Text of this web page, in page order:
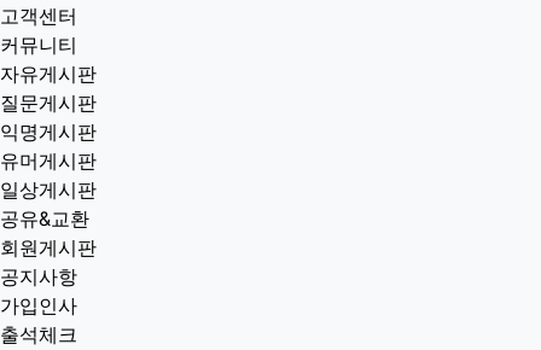
고객센터
커뮤니티
자유게시판
질문게시판
익명게시판
유머게시판
일상게시판
공유&교환
회원게시판
공지사항
가입인사
출석체크